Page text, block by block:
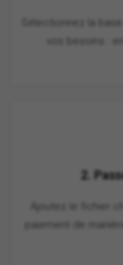
Sélectionnez la
vos besoins :
2.
Ajoutez le fichier
paiement de